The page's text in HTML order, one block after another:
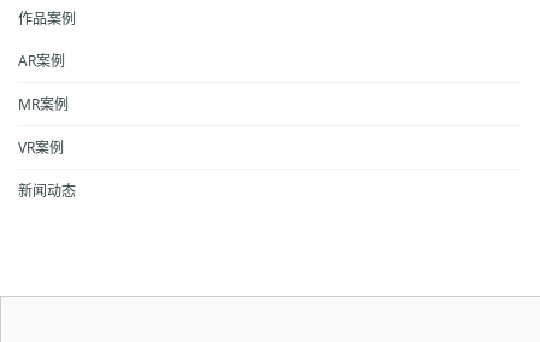
作品案例
AR案例
MR案例
VR案例
新闻动态